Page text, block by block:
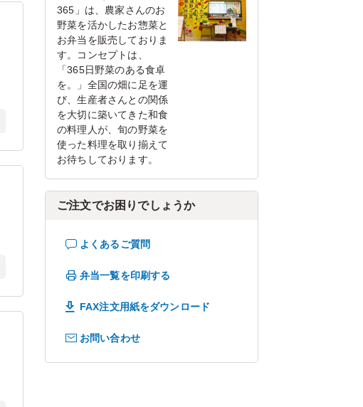
365」は、農家さんのお
野菜を活かしたお惣菜と
お弁当を販売しておりま
す。コンセプトは、
「365日野菜のある食卓
を。」全国の畑に足を運
び、生産者さんとの関係
を大切に築いてきた和食
の料理人が、旬の野菜を
使った料理を取り揃えて
お待ちしております。
ご注文でお困りでしょうか
よくあるご質問
弁当一覧を印刷する
FAX注文用紙をダウンロード
お問い合わせ